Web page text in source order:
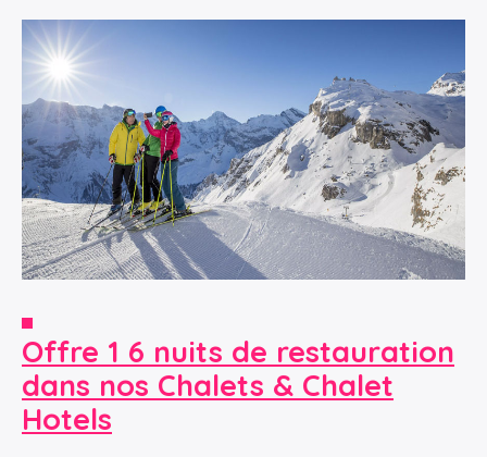
Offre 1 6 nuits de restauration
dans nos Chalets & Chalet
Hotels